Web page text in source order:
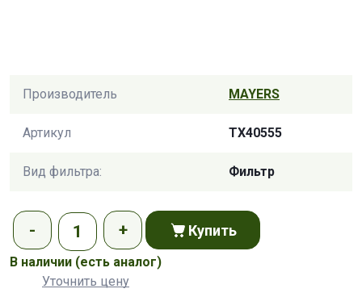
Производитель MAYERS
Артикул TX40555
Вид фильтра: Фильтр
Купить
В наличии (есть аналог)
Уточнить цену